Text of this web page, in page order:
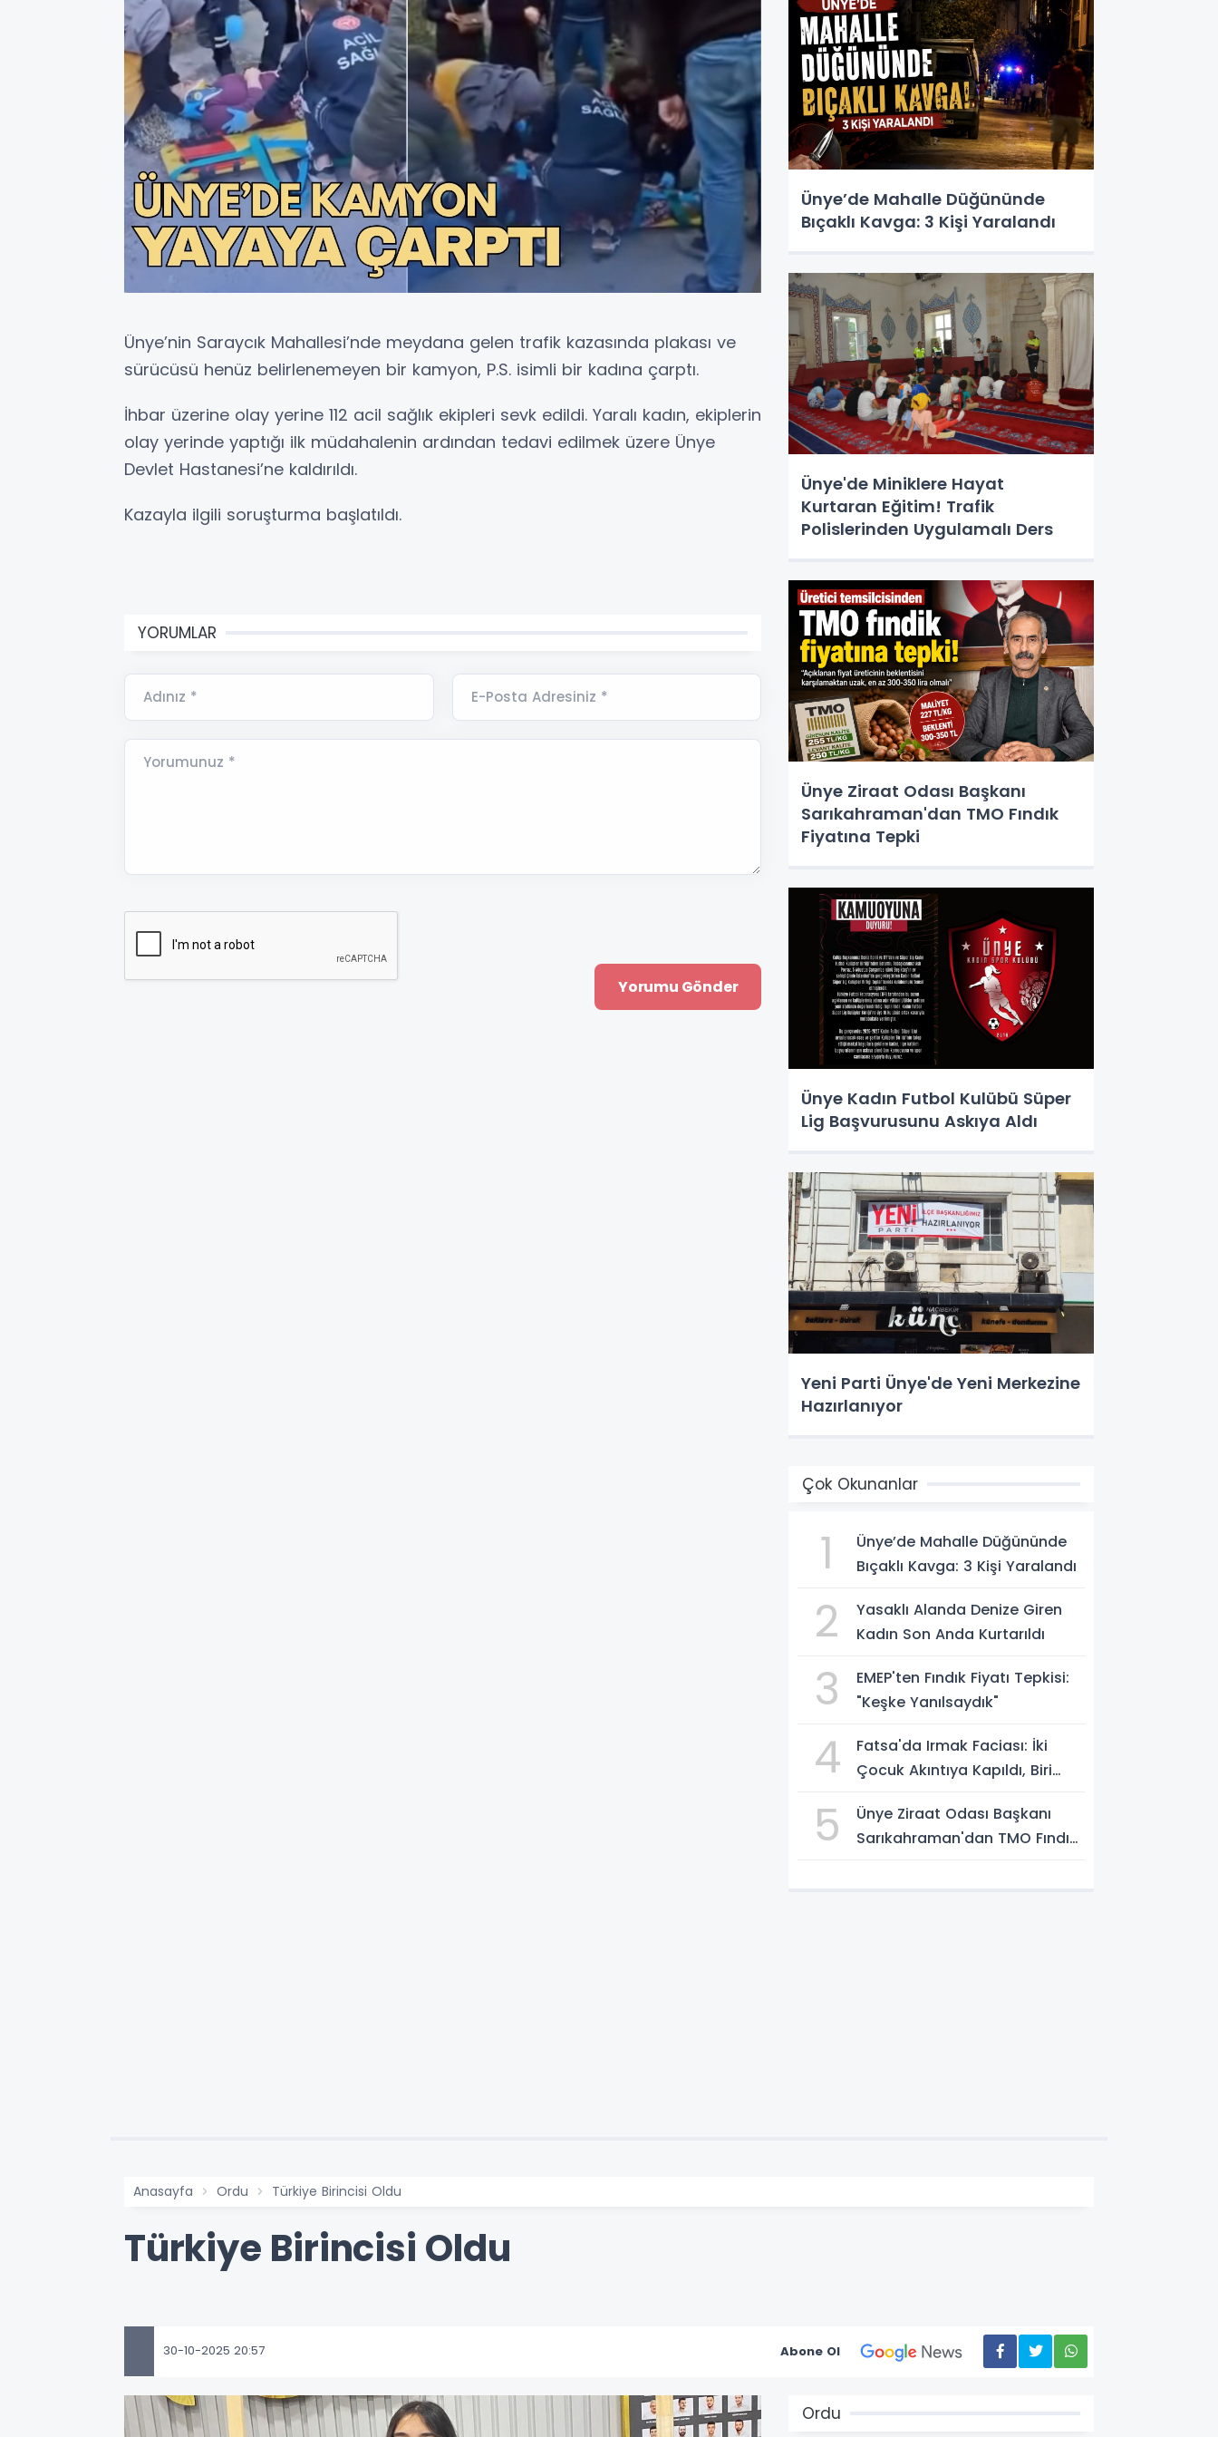
Ünye’nin Saraycık Mahallesi’nde meydana gelen trafik kazasında plakası ve
sürücüsü henüz belirlenemeyen bir kamyon, P.S. isimli bir kadına çarptı.
İhbar üzerine olay yerine 112 acil sağlık ekipleri sevk edildi. Yaralı kadın, ekiplerin
olay yerinde yaptığı ilk müdahalenin ardından tedavi edilmek üzere Ünye
Devlet Hastanesi’ne kaldırıldı.
Kazayla ilgili soruşturma başlatıldı.
YORUMLAR
Adınız * E-Posta Adresiniz *
Yorumunuz *
Ünye’de Mahalle Düğününde
Bıçaklı Kavga: 3 Kişi Yaralandı
Ünye'de Miniklere Hayat
Kurtaran Eğitim! Trafik
Polislerinden Uygulamalı Ders
Ünye Ziraat Odası Başkanı
Sarıkahraman'dan TMO Fındık
Fiyatına Tepki
Ünye Kadın Futbol Kulübü Süper
Lig Başvurusunu Askıya Aldı
Yeni Parti Ünye'de Yeni Merkezine
Hazırlanıyor
Çok Okunanlar
1
Ünye’de Mahalle Düğününde
Bıçaklı Kavga: 3 Kişi Yaralandı
2
Yasaklı Alanda Denize Giren
Kadın Son Anda Kurtarıldı
3
EMEP'ten Fındık Fiyatı Tepkisi:
"Keşke Yanılsaydık"
4
Fatsa'da Irmak Faciası: İki
Çocuk Akıntıya Kapıldı, Biri
5
Ünye Ziraat Odası Başkanı
Sarıkahraman'dan TMO Fındık
Anasayfa Ordu Türkiye Birincisi Oldu
Türkiye Birincisi Oldu
30-10-2025 20:57 Abone Ol
Ordu